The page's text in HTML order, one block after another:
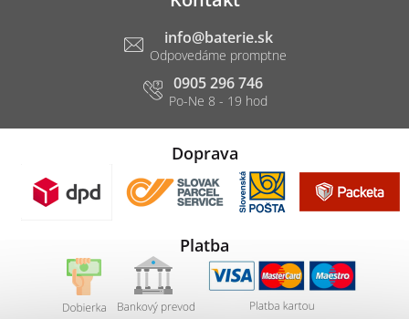
info@baterie.sk
0905 296 746
Doprava
Platba